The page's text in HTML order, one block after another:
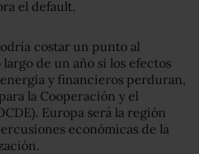
el default.
costar un punto al
de un año si los efectos
y financieros perduran,
la Cooperación y el
Europa será la región
económicas de la